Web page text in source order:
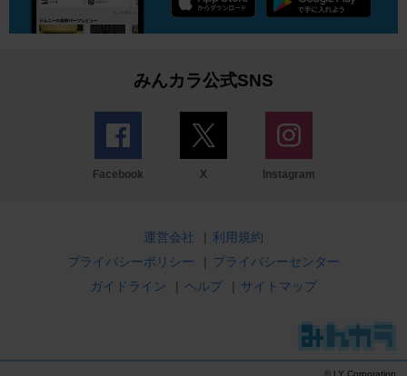
みんカラ公式SNS
Facebook X Instagram
運営会社 | 利用規約
プライバシーポリシー
| プライバシーセンター
ガイドライン
| ヘルプ | サイトマップ
© LY Corporation